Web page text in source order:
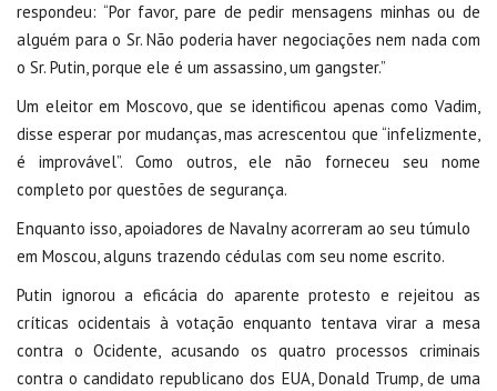
respondeu: “Por favor, pare de pedir mensagens minhas ou de
alguém para o Sr. Não poderia haver negociações nem nada com
o Sr. Putin, porque ele é um assassino, um gangster.”
Um eleitor em Moscovo, que se identificou apenas como Vadim,
disse esperar por mudanças, mas acrescentou que “infelizmente,
é improvável”. Como outros, ele não forneceu seu nome
completo por questões de segurança.
Enquanto isso, apoiadores de Navalny acorreram ao seu túmulo
em Moscou, alguns trazendo cédulas com seu nome escrito.
Putin ignorou a eficácia do aparente protesto e rejeitou as
críticas ocidentais à votação enquanto tentava virar a mesa
contra o Ocidente, acusando os quatro processos criminais
contra o candidato republicano dos EUA, Donald Trump, de uma